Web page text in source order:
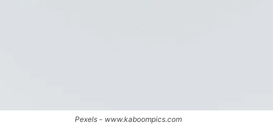
Pexels - www.kaboompics.com